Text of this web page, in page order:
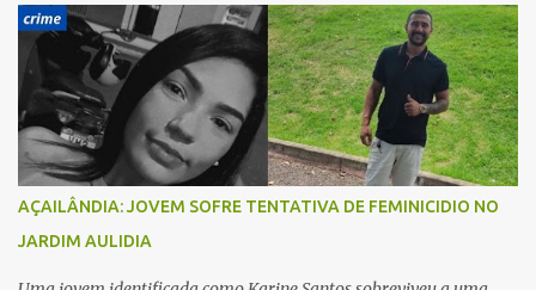
r
AÇAILÂNDIA: JOVEM SOFRE TENTATIVA DE FEMINICIDIO NO
JARDIM AULIDIA